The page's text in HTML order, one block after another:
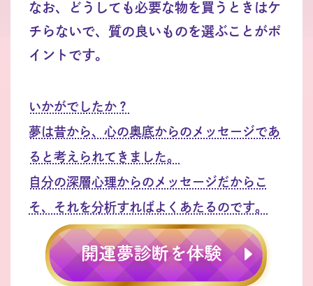
なお、どうしても必要な物を買うときはケ
チらないで、質の良いものを選ぶことがポ
イントです。
いかがでしたか？
夢は昔から、心の奥底からのメッセージであ
ると考えられてきました。
自分の深層心理からのメッセージだからこ
そ、それを分析すればよくあたるのです。